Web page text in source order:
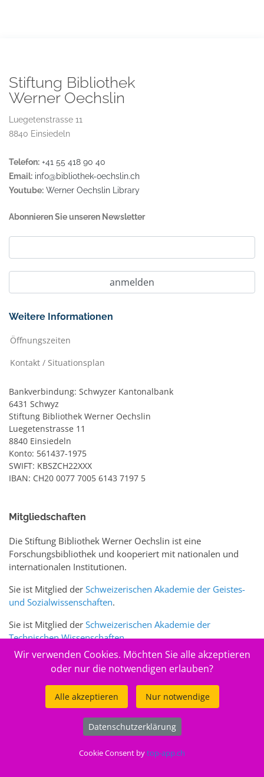
Stiftung Bibliothek
Werner Oechslin
Luegetenstrasse 11
8840 Einsiedeln
Telefon: +41 55 418 90 40
Email: info@bibliothek-oechslin.ch
Youtube: Werner Oechslin Library
Abonnieren Sie unseren Newsletter
Weitere Informationen
Öffnungszeiten
Kontakt / Situationsplan
Bankverbindung: Schwyzer Kantonalbank
6431 Schwyz
Stiftung Bibliothek Werner Oechslin
Luegetenstrasse 11
8840 Einsiedeln
Konto: 561437-1975
SWIFT: KBSZCH22XXX
IBAN: CH20 0077 7005 6143 7197 5
Mitgliedschaften
Die Stiftung Bibliothek Werner Oechslin ist eine
Forschungsbibliothek und kooperiert mit nationalen und
internationalen Institutionen.
Sie ist Mitglied der Schweizerischen Akademie der Geistes-
und Sozialwissenschaften.
Sie ist Mitglied der Schweizerischen Akademie der
Technischen Wissenschaften.
Sie ist zudem Mitglied des Schweizer Portalswww.sciences-
Stiftung Bibliothek Werner Oechslin
Wir verwenden Cookies. Möchten Sie alle akzeptieren
oder nur die notwendigen erlauben?
Alle akzeptieren Nur notwendige
Datenschutzerklärung
Cookie Consent bytop-app.ch